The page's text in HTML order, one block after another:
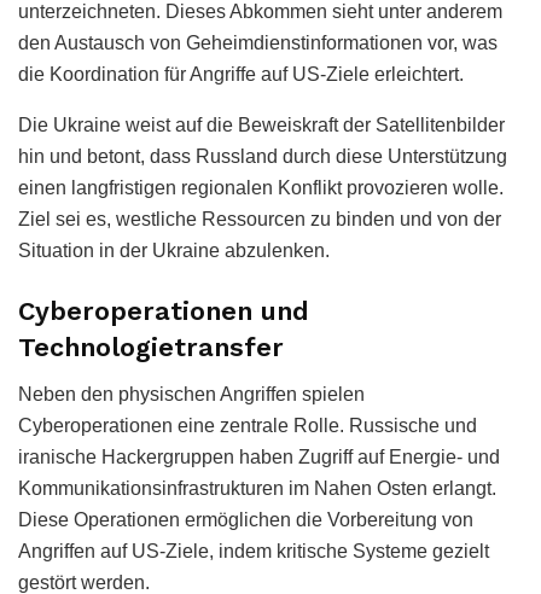
unterzeichneten. Dieses Abkommen sieht unter anderem
den Austausch von Geheimdienstinformationen vor, was
die Koordination für Angriffe auf US-Ziele erleichtert.
Die Ukraine weist auf die Beweiskraft der Satellitenbilder
hin und betont, dass Russland durch diese Unterstützung
einen langfristigen regionalen Konflikt provozieren wolle.
Ziel sei es, westliche Ressourcen zu binden und von der
Situation in der Ukraine abzulenken.
Cyberoperationen und
Technologietransfer
Neben den physischen Angriffen spielen
Cyberoperationen eine zentrale Rolle. Russische und
iranische Hackergruppen haben Zugriff auf Energie- und
Kommunikationsinfrastrukturen im Nahen Osten erlangt.
Diese Operationen ermöglichen die Vorbereitung von
Angriffen auf US-Ziele, indem kritische Systeme gezielt
gestört werden.